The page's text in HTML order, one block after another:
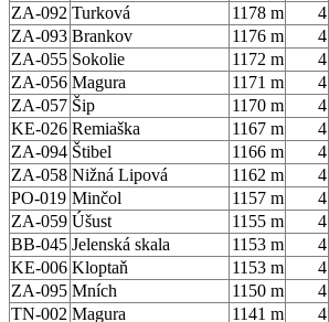
ZA-092 Turková 1178 m 4
ZA-093 Brankov 1176 m 4
ZA-055 Sokolie 1172 m 4
ZA-056 Magura 1171 m 4
ZA-057 Šip 1170 m 4
KE-026 Remiaška 1167 m 4
ZA-094 Štibel 1166 m 4
ZA-058 Nižná Lipová 1162 m 4
PO-019 Minčol 1157 m 4
ZA-059 Úšust 1155 m 4
BB-045 Jelenská skala 1153 m 4
KE-006 Kloptaň 1153 m 4
ZA-095 Mních 1150 m 4
TN-002 Magura 1141 m 4